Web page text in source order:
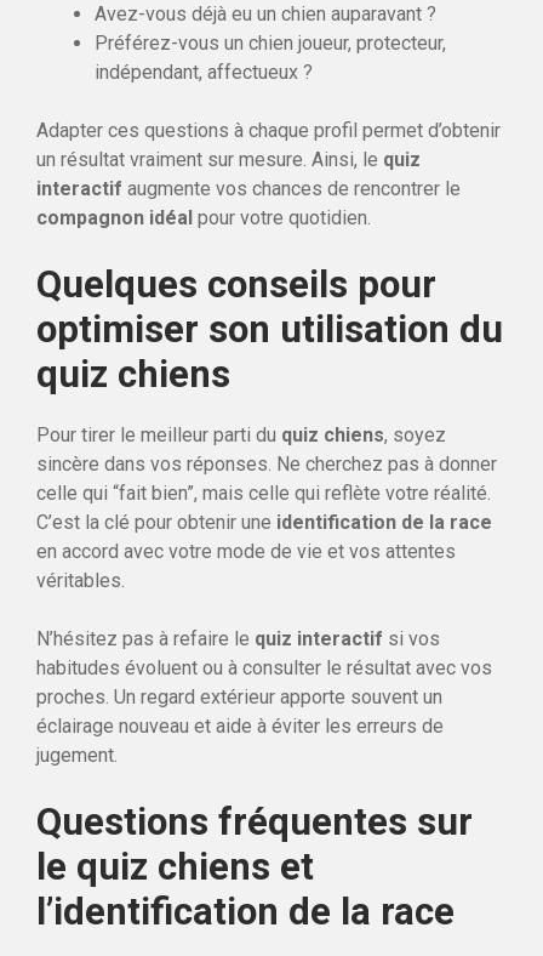
Avez-vous déjà eu un chien auparavant ?
Préférez-vous un chien joueur, protecteur,
indépendant, affectueux ?
Adapter ces questions à chaque profil permet d’obtenir
un résultat vraiment sur mesure. Ainsi, le quiz
interactif augmente vos chances de rencontrer le
compagnon idéal pour votre quotidien.
Quelques conseils pour
optimiser son utilisation du
quiz chiens
Pour tirer le meilleur parti du quiz chiens, soyez
sincère dans vos réponses. Ne cherchez pas à donner
celle qui “fait bien”, mais celle qui reflète votre réalité.
C’est la clé pour obtenir une identification de la race
en accord avec votre mode de vie et vos attentes
véritables.
N’hésitez pas à refaire le quiz interactif si vos
habitudes évoluent ou à consulter le résultat avec vos
proches. Un regard extérieur apporte souvent un
éclairage nouveau et aide à éviter les erreurs de
jugement.
Questions fréquentes sur
le quiz chiens et
l’identification de la race